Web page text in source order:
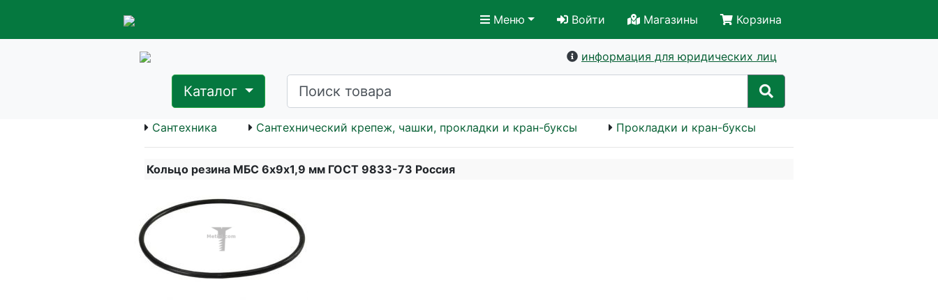
Меню Войти Магазины Корзина
информация для юридических лиц
Каталог
Сантехника Сантехнический крепеж, чашки, прокладки и кран-буксы Прокладки и кран-буксы
Кольцо резина МБС 6х9х1,9 мм ГОСТ 9833-73 Россия